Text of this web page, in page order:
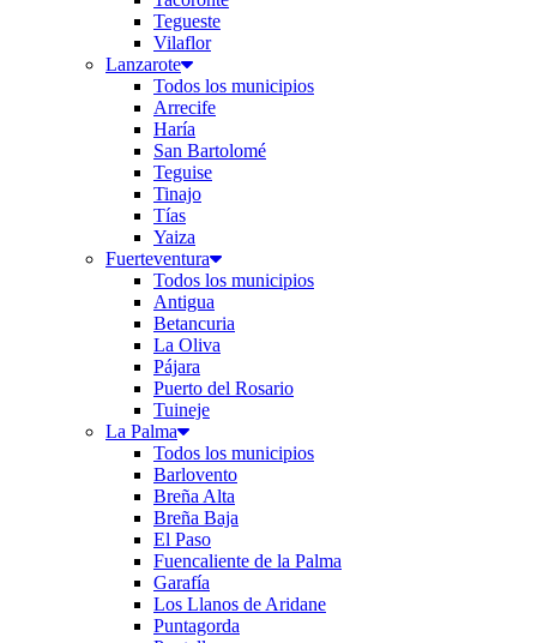
Tegueste
Vilaflor
Lanzarote
Todos los municipios
Arrecife
Haría
San Bartolomé
Teguise
Tinajo
Tías
Yaiza
Fuerteventura
Todos los municipios
Antigua
Betancuria
La Oliva
Pájara
Puerto del Rosario
Tuineje
La Palma
Todos los municipios
Barlovento
Breña Alta
Breña Baja
El Paso
Fuencaliente de la Palma
Garafía
Los Llanos de Aridane
Puntagorda